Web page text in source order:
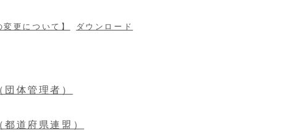
更について】 ダウンロード
体管理者）
道府県連盟）